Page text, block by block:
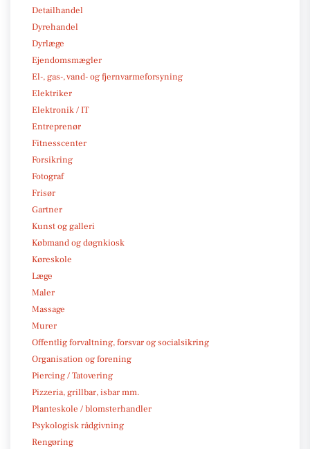
Detailhandel
Dyrehandel
Dyrlæge
Ejendomsmægler
El-, gas-, vand- og fjernvarmeforsyning
Elektriker
Elektronik / IT
Entreprenør
Fitnesscenter
Forsikring
Fotograf
Frisør
Gartner
Kunst og galleri
Købmand og døgnkiosk
Køreskole
Læge
Maler
Massage
Murer
Offentlig forvaltning, forsvar og socialsikring
Organisation og forening
Piercing / Tatovering
Pizzeria, grillbar, isbar mm.
Planteskole / blomsterhandler
Psykologisk rådgivning
Rengøring